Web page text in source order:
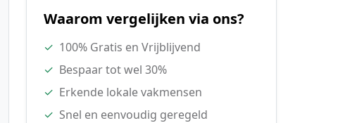
Waarom vergelijken via ons?
✓ 100% Gratis en Vrijblijvend
✓ Bespaar tot wel 30%
✓ Erkende lokale vakmensen
✓ Snel en eenvoudig geregeld